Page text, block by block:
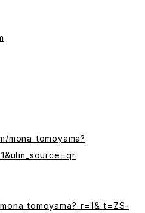
mona_tomoyama?